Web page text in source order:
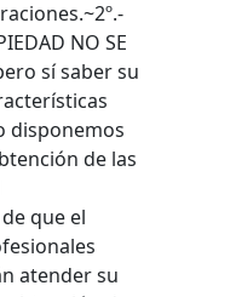
NO SE
sí saber su
disponemos
de las
que el
atender su